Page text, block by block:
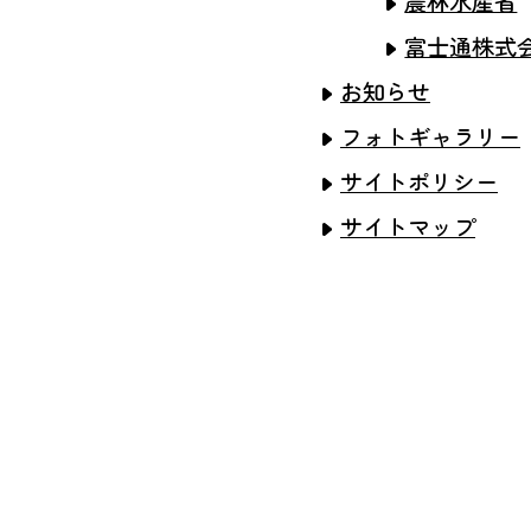
富士通株式
お知らせ
フォトギャラリー
サイトポリシー
サイトマップ